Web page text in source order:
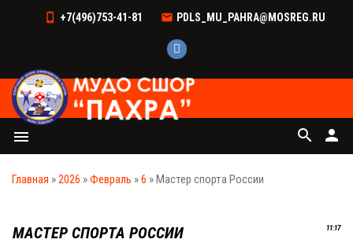
+7(496)753-41-81 PDLS_MU_PAHRA@MOSREG.RU
menu person
search
Главная »2026 »Февраль »6 » Мастер спорта России
11:17
МАСТЕР СПОРТА РОССИИ